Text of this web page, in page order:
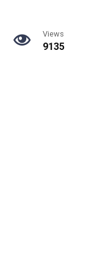
Views
9135